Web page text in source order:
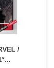
/